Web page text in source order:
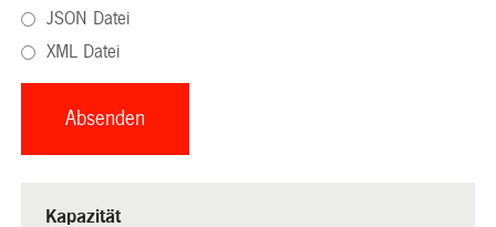
JSON Datei
XML Datei
Kapazität